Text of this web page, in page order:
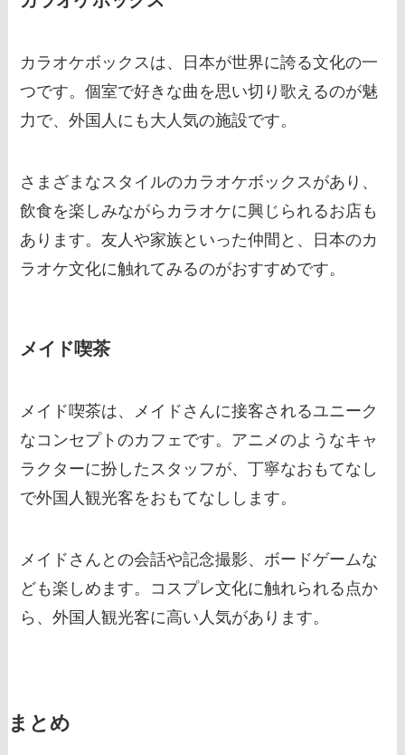
カラオケボックスは、日本が世界に誇る文化の一
つです。個室で好きな曲を思い切り歌えるのが魅
力で、外国人にも大人気の施設です。
さまざまなスタイルのカラオケボックスがあり、
飲食を楽しみながらカラオケに興じられるお店も
あります。友人や家族といった仲間と、日本のカ
ラオケ文化に触れてみるのがおすすめです。
メイド喫茶
メイド喫茶は、メイドさんに接客されるユニーク
なコンセプトのカフェです。アニメのようなキャ
ラクターに扮したスタッフが、丁寧なおもてなし
で外国人観光客をおもてなしします。
メイドさんとの会話や記念撮影、ボードゲームな
ども楽しめます。コスプレ文化に触れられる点か
ら、外国人観光客に高い人気があります。
まとめ